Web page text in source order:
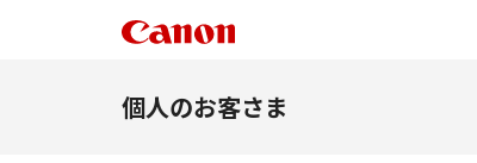
個人のお客さま